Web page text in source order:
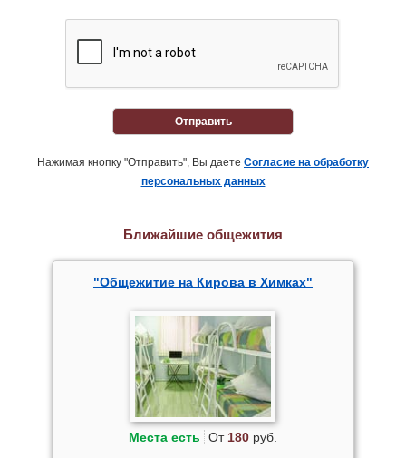
Отправить
Нажимая кнопку "Отправить", Вы даете Согласие на обработку
персональных данных
Ближайшие общежития
"Общежитие на Кирова в Химках"
Места есть От 180руб.